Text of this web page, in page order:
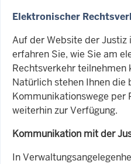
Elektronischer
Auf der Website der
erfahren Sie, wie Sie am
Rechtsverkehr teilnehmen
Natürlich stehen Ihnen die
Kommunikationswege per
weiterhin zur Verfügung.
Kommunikation mit der
In